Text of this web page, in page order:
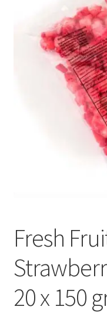
Dranken
Droge
Stoverijen
Maaltijden Diepvries
Fresh
20 x 150